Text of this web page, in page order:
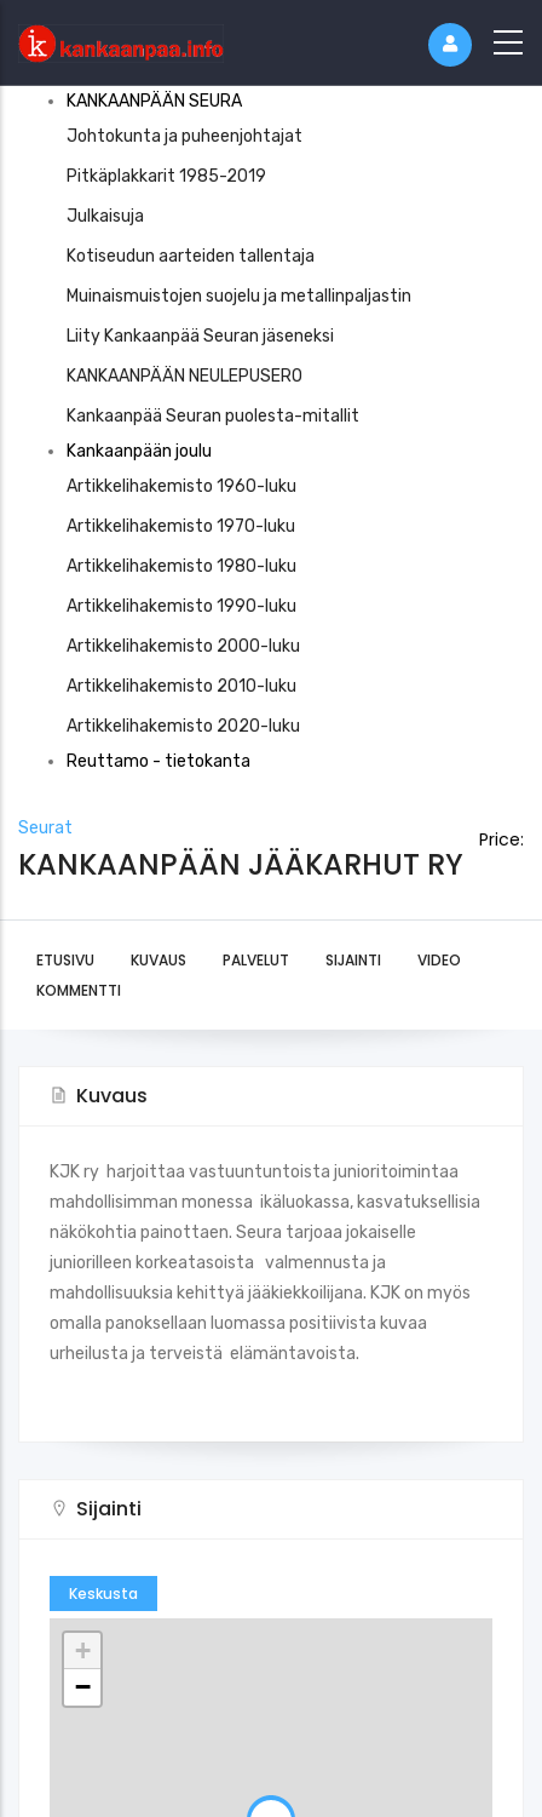
Kankaaanpää
Seura
KANKAANPÄÄN SEURA
Johtokunta ja puheenjohtajat
Pitkäplakkarit 1985-2019
Julkaisuja
Kotiseudun aarteiden tallentaja
Muinaismuistojen suojelu ja metallinpaljastin
Liity Kankaanpää Seuran jäseneksi
KANKAANPÄÄN NEULEPUSERO
Kankaanpää Seuran puolesta-mitallit
Kankaanpään joulu
Artikkelihakemisto 1960-luku
Artikkelihakemisto 1970-luku
Artikkelihakemisto 1980-luku
Artikkelihakemisto 1990-luku
Artikkelihakemisto 2000-luku
Artikkelihakemisto 2010-luku
Artikkelihakemisto 2020-luku
Reuttamo - tietokanta
Seurat
KANKAANPÄÄN JÄÄKARHUT RY
Price:
ETUSIVU KUVAUS PALVELUT SIJAINTI
VIDEO
KOMMENTTI
Kuvaus
KJK ry harjoittaa vastuuntuntoista junioritoimintaa
mahdollisimman monessa ikäluokassa, kasvatuksellisia
näkökohtia painottaen. Seura tarjoaa jokaiselle
juniorilleen korkeatasoista valmennusta ja
mahdollisuuksia kehittyä jääkiekkoilijana. KJK on myös
omalla panoksellaan luomassa positiivista kuvaa
urheilusta ja terveistä elämäntavoista.
Sijainti
Keskusta
+
−